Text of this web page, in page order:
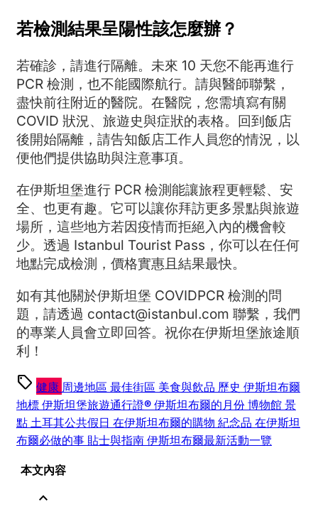
若檢測結果呈陽性該怎麼辦？
若確診，請進行隔離。未來 10 天您不能再進行
PCR 檢測，也不能國際航行。請與醫師聯繫，
盡快前往附近的醫院。在醫院，您需填寫有關
COVID 狀況、旅遊史與症狀的表格。回到飯店
後開始隔離，請告知飯店工作人員您的情況，以
便他們提供協助與注意事項。
在伊斯坦堡進行 PCR 檢測能讓旅程更輕鬆、安
全、也更有趣。它可以讓你拜訪更多景點與旅遊
場所，這些地方若因疫情而拒絕入內的機會較
少。透過 Istanbul Tourist Pass，你可以在任何
地點完成檢測，價格實惠且結果最快。
如有其他關於伊斯坦堡 COVIDPCR 檢測的問
題，請透過 contact@istanbul.com 聯繫，我們
的專業人員會立即回答。祝你在伊斯坦堡旅途順
利！
sell 健康 周邊地區 最佳街區 美食與飲品 歷史 伊斯坦布爾
地標伊斯坦堡旅遊通行證®伊斯坦布爾的月份博物館景
點土耳其公共假日 在伊斯坦布爾的購物 紀念品 在伊斯坦
布爾必做的事 貼士與指南伊斯坦布爾最新活動一覽
本文內容
expand_less